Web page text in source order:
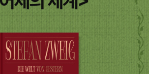
)안타깝기도 하지만 데카르트의 대전제, 그
하다. 그 덕에 많은 호사를 누릴 수 있게 된
유의지라는 족쇄에 매여, 더 나은 사유를 한
다니. 아니 그렇게 살아가다니. 그렇게 살아
하게 본래의 의미에서 언어적인 하나의 구
에 관한 하나의 구별이 출현하기 시작한다. 능
출발하여 주어 바깥에서 완수되는 과정을
태인 중동태에서 동사는 주어가 그 장소가
타낸다. 요컨대 주어는 과정의 내부에 있다. 10
에 떠오른 것이다.1몇 주전 '서울의 봄'이야기가
, 천만 영화가 수십번, 억명이 영화를 봤는데
것 같지 않다고 했다. 그리고 불필요한 사설을
주의 정신없음을 위해서라도 말이다. 언제
, 소설이라는 장르가, 문학이 너머서지 않고